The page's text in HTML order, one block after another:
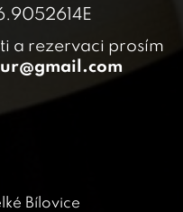
a rezervaci prosím
Bílovice